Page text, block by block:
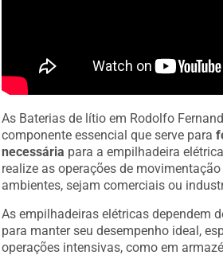
As Baterias de lítio em Rodolfo
componente essencial que serve para
necessária para a empilhadeira
realize as operações de
ambientes, sejam comerciais ou
As empilhadeiras elétricas dependem
para manter seu desempenho ideal,
operações intensivas, como em